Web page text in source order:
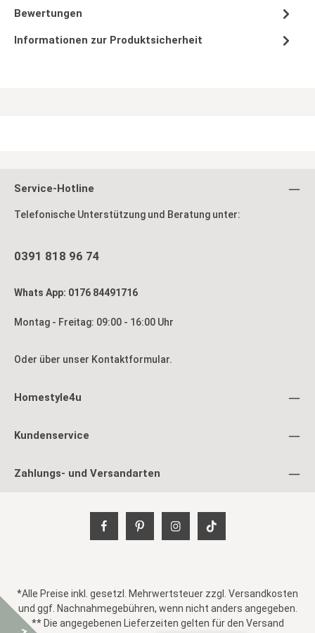
Bewertungen
Informationen zur Produktsicherheit
Service-Hotline
Telefonische Unterstützung und Beratung unter:
0391 818 96 74
Whats App: 0176 84491716
Montag - Freitag: 09:00 - 16:00 Uhr
Oder über unser Kontaktformular.
Homestyle4u
Kundenservice
Zahlungs- und Versandarten
*Alle Preise inkl. gesetzl. Mehrwertsteuer zzgl. Versandkosten
und ggf. Nachnahmegebühren, wenn nicht anders angegeben.
** Die angegebenen Lieferzeiten gelten für den Versand